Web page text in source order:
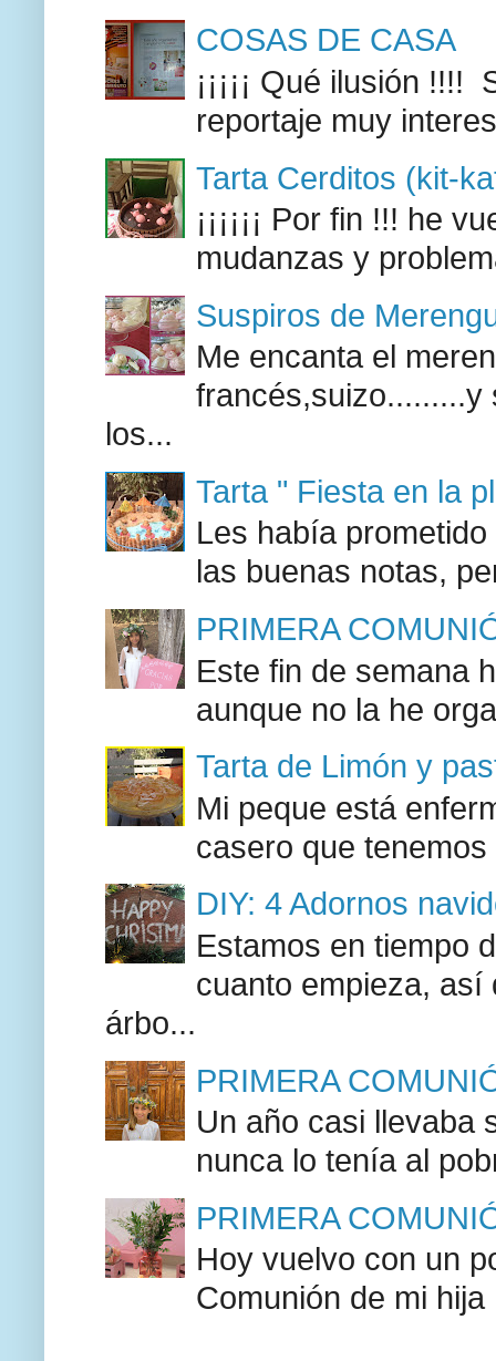
COSAS DE CASA
¡¡¡¡¡ Qué ilusión
reportaje muy
Tarta Cerditos (kit-
¡¡¡¡¡¡ Por fin !!! he
mudanzas y
Suspiros de
Me encanta el
francés,suizo.........y
los...
Tarta " Fiesta en la
Les había
las buenas notas,
PRIMERA
Este fin de semana
aunque no la he
Tarta de Limón y
Mi peque está
casero que
DIY: 4 Adornos
Estamos en tiempo
cuanto empieza, así
árbo...
PRIMERA
Un año casi llevaba
nunca lo tenía al
PRIMERA
Hoy vuelvo con un
Comunión de mi